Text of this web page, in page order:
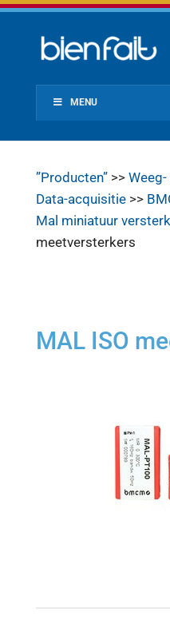
MENU
”Producten”>>
Data-acquisitie>>
Mal miniatuur
meetversterkers
MAL ISO